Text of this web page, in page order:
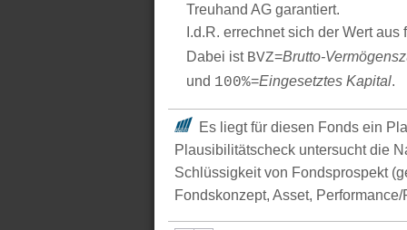
Treuhand AG garantiert.
I.d.R. errechnet sich der Wert
Dabei ist BVZ=Brutto-
und 100%=Eingesetztes Kapital.
Es liegt für diesen Fonds ein
Plausibilitätscheck untersucht die
Schlüssigkeit von Fondsprospekt
Fondskonzept, Asset,